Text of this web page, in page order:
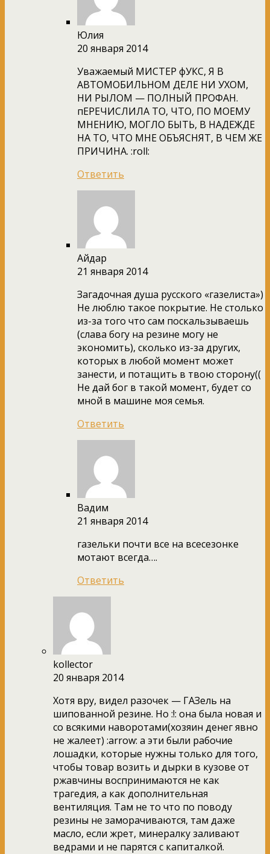
Юлия
20 января 2014
Уважаемый МИСТЕР фУКС, Я В
АВТОМОБИЛЬНОМ ДЕЛЕ НИ УХОМ,
НИ РЫЛОМ — ПОЛНЫЙ ПРОФАН.
пЕРЕЧИСЛИЛА ТО, ЧТО, ПО МОЕМУ
МНЕНИЮ, МОГЛО БЫТЬ, В НАДЕЖДЕ
НА ТО, ЧТО МНЕ ОБЪЯСНЯТ, В ЧЕМ ЖЕ
ПРИЧИНА. :roll:
Ответить
Айдар
21 января 2014
Загадочная душа русского «газелиста»)
Не люблю такое покрытие. Не столько
из-за того что сам поскальзываешь
(слава богу на резине могу не
экономить), сколько из-за других,
которых в любой момент может
занести, и потащить в твою сторону((
Не дай бог в такой момент, будет со
мной в машине моя семья.
Ответить
Вадим
21 января 2014
газельки почти все на всесезонке
мотают всегда….
Ответить
kollector
20 января 2014
Хотя вру, видел разочек — ГАЗель на
шипованной резине. Но :!: она была новая и
со всякими наворотами(хозяин денег явно
не жалеет) :arrow: а эти были рабочие
лошадки, которые нужны только для того,
чтобы товар возить и дырки в кузове от
ржавчины воспринимаются не как
трагедия, а как дополнительная
вентиляция. Там не то что по поводу
резины не заморачиваются, там даже
масло, если жрет, минералку заливают
ведрами и не парятся с капиталкой.